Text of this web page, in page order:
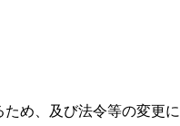
め、及び法令等の変更